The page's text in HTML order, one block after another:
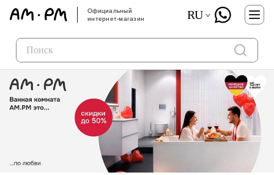
Официальный
интернет-магазин
RU